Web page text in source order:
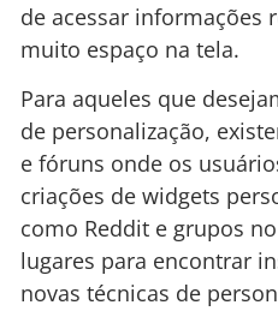
de acessar informações
muito espaço na tela.
Para aqueles que
de personalização,
e fóruns onde os
criações de widgets
como Reddit e grupos
lugares para encontrar
novas técnicas de